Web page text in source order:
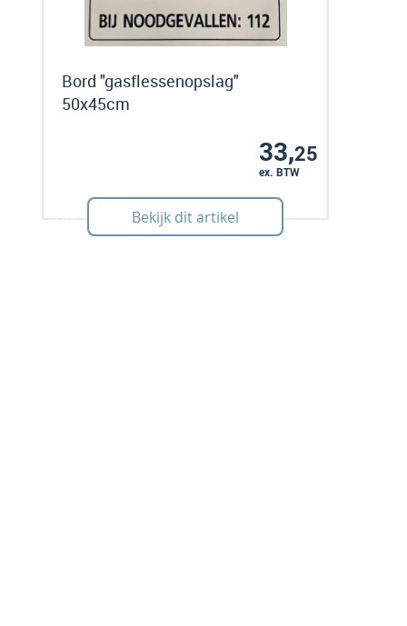
Bord "gasflessenopslag"
50x45cm
33,25
ex. BTW
Art: 505024 Bekijk dit artikel